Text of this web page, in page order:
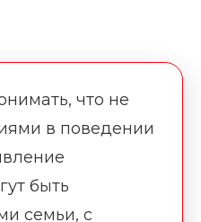
что не
в поведении
быть
семьи, с